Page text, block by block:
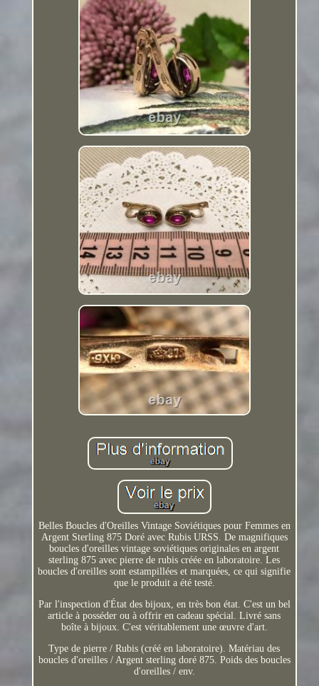
Belles Boucles d'Oreilles Vintage Soviétiques pour Femmes en
Argent Sterling 875 Doré avec Rubis URSS. De magnifiques
boucles d'oreilles vintage soviétiques originales en argent
sterling 875 avec pierre de rubis créée en laboratoire. Les
boucles d'oreilles sont estampillées et marquées, ce qui signifie
que le produit a été testé.
Par l'inspection d'État des bijoux, en très bon état. C'est un bel
article à posséder ou à offrir en cadeau spécial. Livré sans
boîte à bijoux. C'est véritablement une œuvre d'art.
Type de pierre / Rubis (créé en laboratoire). Matériau des
boucles d'oreilles / Argent sterling doré 875. Poids des boucles
d'oreilles / env.